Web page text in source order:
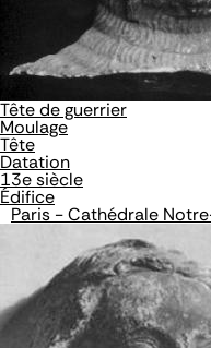
Tête de guerrier
Moulage
Tête
Datation
13e siècle
Édifice
Paris - Cathédrale